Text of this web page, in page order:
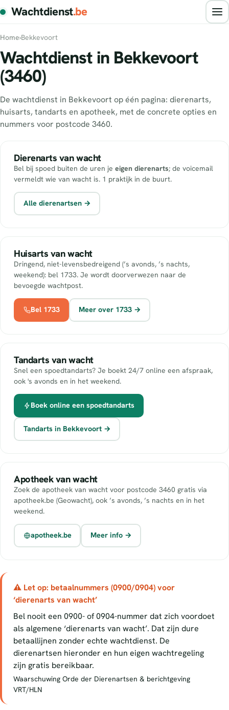
Wachtdienst.be
Home›Bekkevoort
Wachtdienst in Bekkevoort
(3460)
De wachtdienst in Bekkevoort op één pagina: dierenarts,
huisarts, tandarts en apotheek, met de concrete opties en
nummers voor postcode 3460.
Dierenarts van wacht
Bel bij spoed buiten de uren je eigen dierenarts; de voicemail
vermeldt wie van wacht is. 1 praktijk in de buurt.
Alle dierenartsen →
Huisarts van wacht
Dringend, niet-levensbedreigend (’s avonds, ’s nachts,
weekend): bel 1733. Je wordt doorverwezen naar de
bevoegde wachtpost.
Bel 1733 Meer over 1733 →
Tandarts van wacht
Snel een spoedtandarts? Je boekt 24/7 online een afspraak,
ook 's avonds en in het weekend.
Boek online een spoedtandarts
Tandarts in Bekkevoort →
Apotheek van wacht
Zoek de apotheek van wacht voor postcode 3460 gratis via
apotheek.be (Geowacht), ook ’s avonds, ’s nachts en in het
weekend.
apotheek.be Meer info →
⚠ Let op: betaalnummers (0900/0904) voor
‘dierenarts van wacht’
Bel nooit een 0900- of 0904-nummer dat zich voordoet
als algemene ‘dierenarts van wacht’. Dat zijn dure
betaallijnen zonder echte wachtdienst. De
dierenartsen hieronder en hun eigen wachtregeling
zijn gratis bereikbaar.
Waarschuwing Orde der Dierenartsen & berichtgeving
VRT/HLN